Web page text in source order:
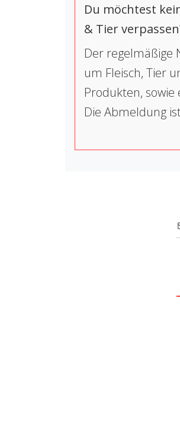
Du möchtest
& Tier
Der regelmäßige
um Fleisch, Tier
Produkten, sowie
Die Abmeldung